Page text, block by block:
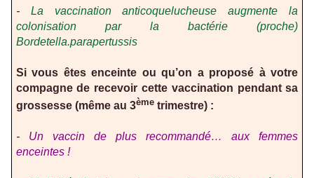
- La vaccination anticoquelucheuse augmente la
colonisation par la bactérie (proche)
Bordetella.parapertussis
Si vous êtes enceinte ou qu’on a proposé à votre
compagne de recevoir cette vaccination pendant sa
grossesse (même au 3èmetrimestre) :
- Un vaccin de plus recommandé… aux femmes
enceintes !